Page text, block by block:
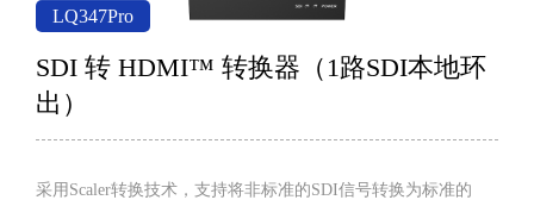
视频信号处理
媒体报道
技术支持
资料下载
正品查询
停产产品
搜索
LQ347Pro
SDI 转 HDMI™ 转换器（1路SDI本地环
出）
采用Scaler转换技术，支持将非标准的SDI信号转换为标准的